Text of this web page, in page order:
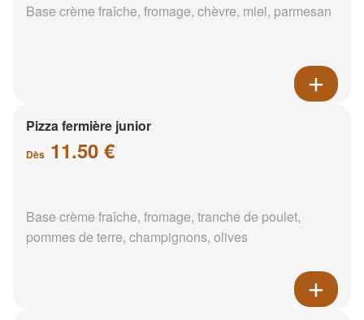
Base crème fraîche, fromage, chèvre, miel, parmesan
Pizza fermière junior
Dès 11.50 €
Base crème fraîche, fromage, tranche de poulet,
pommes de terre, champignons, olives